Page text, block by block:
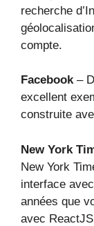
recherche
compte.
Facebook–
excellent
construite
New York
New York
interface
années que
avec